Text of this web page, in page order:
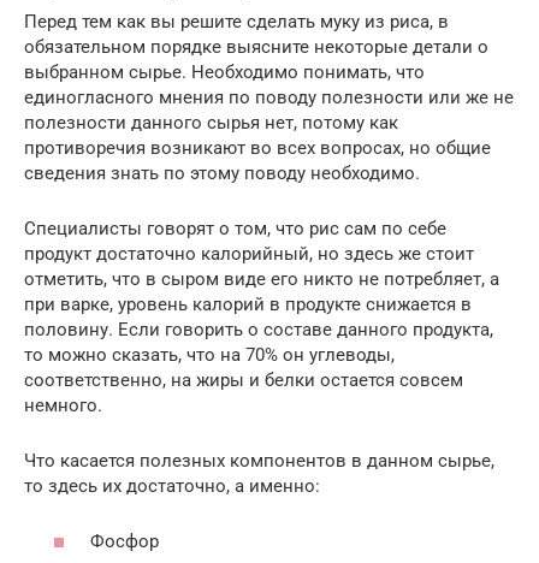
Перед тем как вы решите сделать муку из риса, в
обязательном порядке выясните некоторые детали о
выбранном сырье. Необходимо понимать, что
единогласного мнения по поводу полезности или же не
полезности данного сырья нет, потому как
противоречия возникают во всех вопросах, но общие
сведения знать по этому поводу необходимо.
Специалисты говорят о том, что рис сам по себе
продукт достаточно калорийный, но здесь же стоит
отметить, что в сыром виде его никто не потребляет, а
при варке, уровень калорий в продукте снижается в
половину. Если говорить о составе данного продукта,
то можно сказать, что на 70% он углеводы,
соответственно, на жиры и белки остается совсем
немного.
Что касается полезных компонентов в данном сырье,
то здесь их достаточно, а именно:
Фосфор